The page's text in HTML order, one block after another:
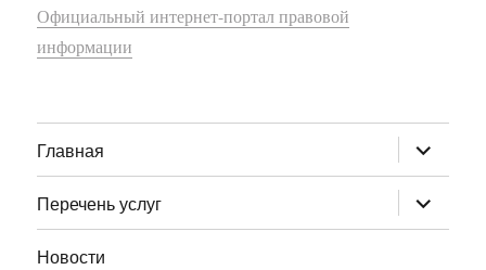
Официальный интернет-портал правовой
информации
Главная раскрыть
дочернее
меню
Перечень услуг
раскрыть
дочернее
меню
Новости